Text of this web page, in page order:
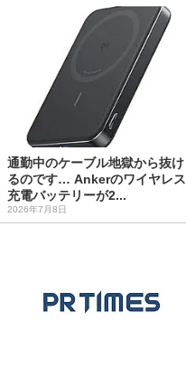
通勤中のケーブル地獄から抜け
るのです… Ankerのワイヤレス
充電バッテリーが2...
2026年7月8日